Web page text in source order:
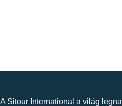
A Sitour International a világ